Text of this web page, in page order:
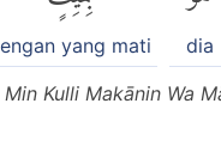
dia
yang mati
Kulli Makānin Wa